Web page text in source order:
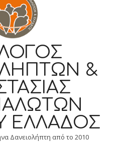
&
ΕΛΛΆΔΟΣ
Δανειολήπτη από το 2010